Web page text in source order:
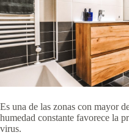
Es una de las zonas con mayor
humedad constante favorece la
virus.